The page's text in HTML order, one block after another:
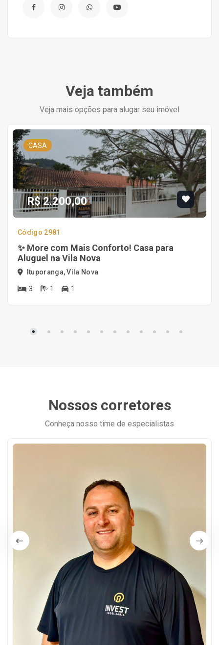
Veja também
Veja mais opções para alugar seu imóvel
CASA
R$ 2.200,00
Código 2981
✨ More com Mais Conforto! Casa para
Aluguel na Vila Nova
Ituporanga, Vila Nova
3 1 1
Nossos corretores
Conheça nosso time de especialistas